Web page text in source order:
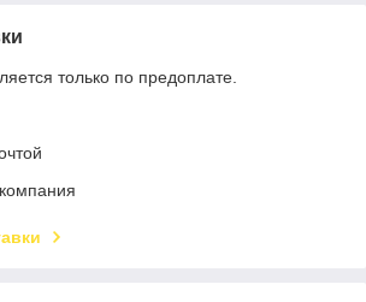
только по предоплате.